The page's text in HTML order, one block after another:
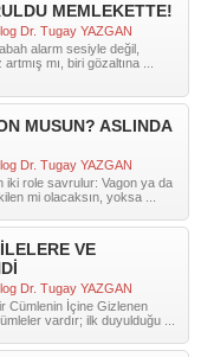
MEMLEKETTE!
Dr. Tugay YAZGAN
alarm sesiyle değil,
mı, biri gözaltına ...
MUSUN? ASLINDA
Dr. Tugay YAZGAN
iki role savrulur: Vagon ya da
mi olacaksın, yoksa ...
VE
Dr. Tugay YAZGAN
Cümlenin İçine Gizlenen
vardır; ilk duyulduğu ...